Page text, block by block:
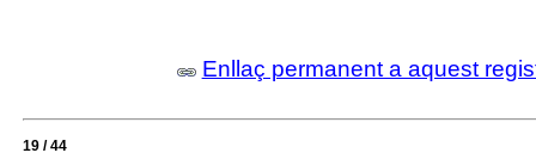
Enllaç permanent a aquest
19 / 44